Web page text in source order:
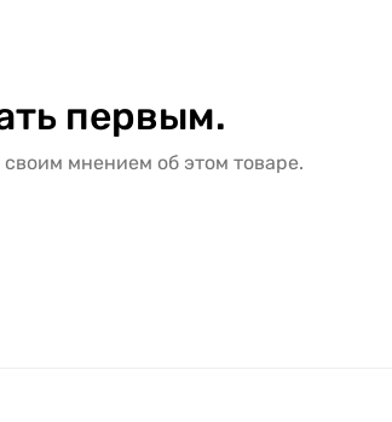
первым.
мнением об этом товаре.